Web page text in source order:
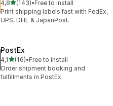
4,8av 5 stjerner
(143)
Totalt 143 omtaler
•Free to install
Print shipping labels fast with FedEx,
UPS, DHL & JapanPost.
PostEx
4,1av 5 stjerner
(16)
Totalt 16 omtaler
•Free to install
Order shipment booking and
fulfillments in PostEx